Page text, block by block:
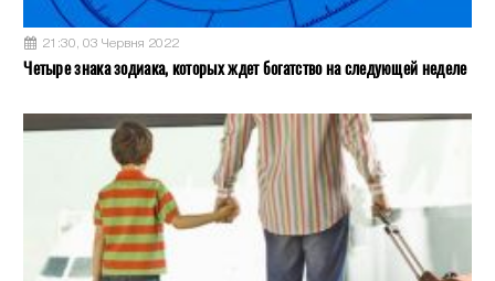
21:30, 03 Червня 2022
Четыре знака зодиака, которых ждет богатство на следующей неделе